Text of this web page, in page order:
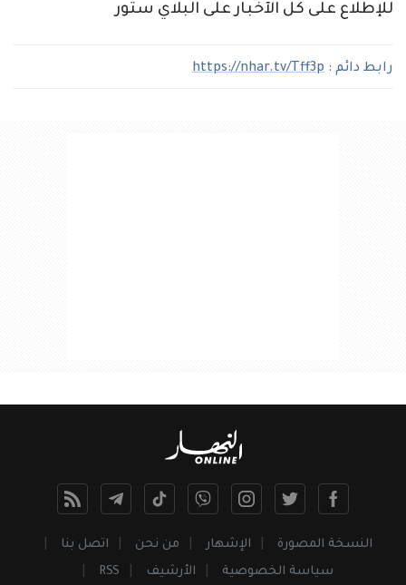
للإطلاع على كل الآخبار على البلاي ستور
رابط دائم : https://nhar.tv/Tff3p
النسخة المصورة الإشهار من نحن
اتصل بنا
سياسة الخصوصية
الأرشيف RSS